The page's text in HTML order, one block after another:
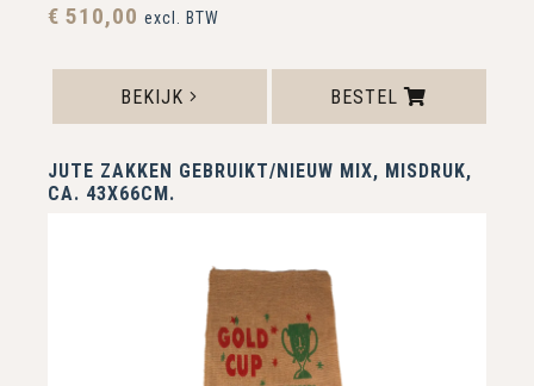
€ 510,00 excl. BTW
BEKIJK BESTEL
JUTE ZAKKEN GEBRUIKT/NIEUW MIX, MISDRUK,
CA. 43X66CM.